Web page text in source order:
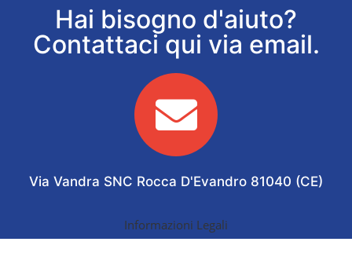
Hai bisogno d'aiuto?
Contattaci qui via email.
Via Vandra SNC Rocca D'Evandro 81040 (CE)
Informazioni Legali